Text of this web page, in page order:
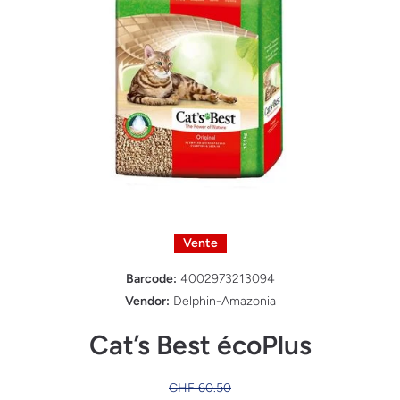
Vente
Barcode: 4002973213094
Vendor: Delphin-Amazonia
Cat’s Best écoPlus
CHF 60.50